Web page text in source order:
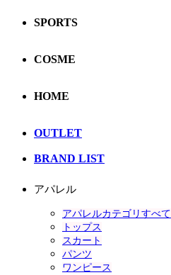
SPORTS
COSME
HOME
OUTLET
BRAND LIST
アパレル
アパレルカテゴリすべて
トップス
スカート
パンツ
ワンピース